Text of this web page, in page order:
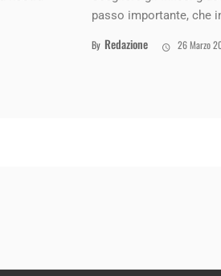
passo importante, che
By Redazione 26 Marzo